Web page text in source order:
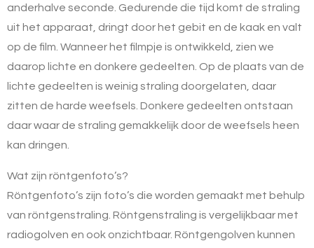
anderhalve seconde. Gedurende die tijd komt de straling
uit het apparaat, dringt door het gebit en de kaak en valt
op de film. Wanneer het filmpje is ontwikkeld, zien we
daarop lichte en donkere gedeelten. Op de plaats van de
lichte gedeelten is weinig straling doorgelaten, daar
zitten de harde weefsels. Donkere gedeelten ontstaan
daar waar de straling gemakkelijk door de weefsels heen
kan dringen.
Wat zijn röntgenfoto’s?
Röntgenfoto’s zijn foto’s die worden gemaakt met behulp
van röntgenstraling. Röntgenstraling is vergelijkbaar met
radiogolven en ook onzichtbaar. Röntgengolven kunnen